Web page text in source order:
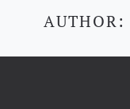
AUTHOR: